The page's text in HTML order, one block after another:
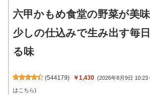
六甲かもめ食堂の野菜が美
少しの仕込みで生み出す毎
る味
(544179) ￥1,430 (2026年8月9日
はこちら)